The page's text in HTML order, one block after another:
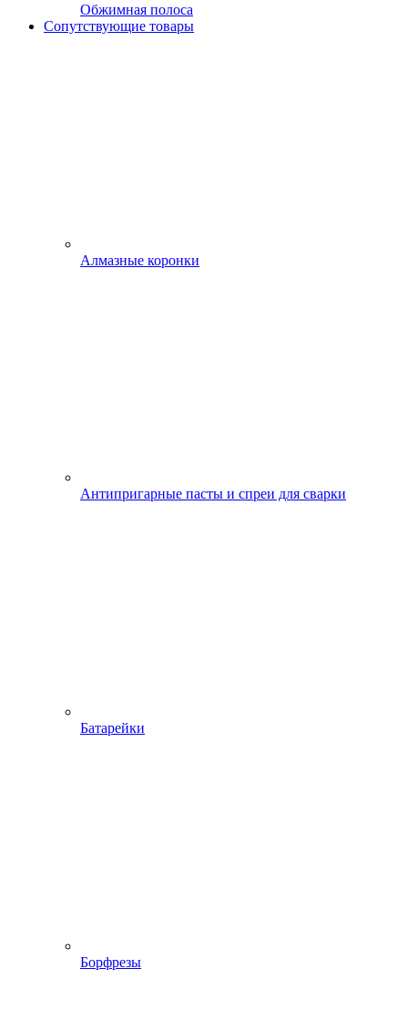
Обжимная полоса
Сопутствующие товары
Алмазные коронки
Антипригарные пасты и спреи для сварки
Батарейки
Борфрезы